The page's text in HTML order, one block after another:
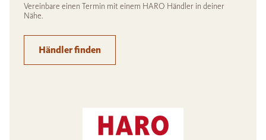
Vereinbare einen Termin mit einem HARO Händler in deiner
Nähe.
Händler finden